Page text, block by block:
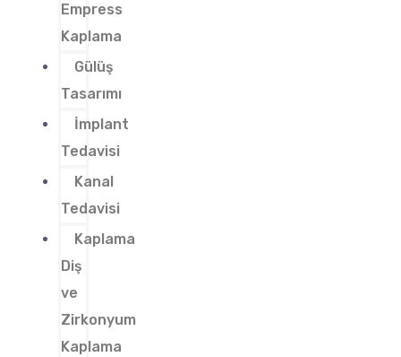
Empress
Kaplama
Gülüş
Tasarımı
İmplant
Tedavisi
Kanal
Tedavisi
Kaplama
Diş
ve
Zirkonyum
Kaplama